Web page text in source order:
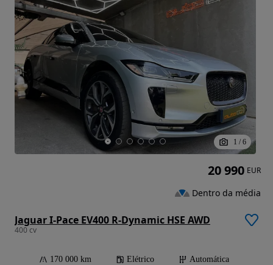
1 / 6
Jaguar I-Pace EV400 R-Dynamic HSE AWD
400 cv
170 000 km Elétrico
Automática
20 990 EUR
Dentro da média